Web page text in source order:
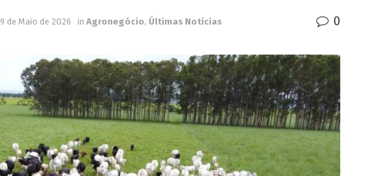
9 de Maio de 2026 in Agronegócio, Últimas Notícias 0